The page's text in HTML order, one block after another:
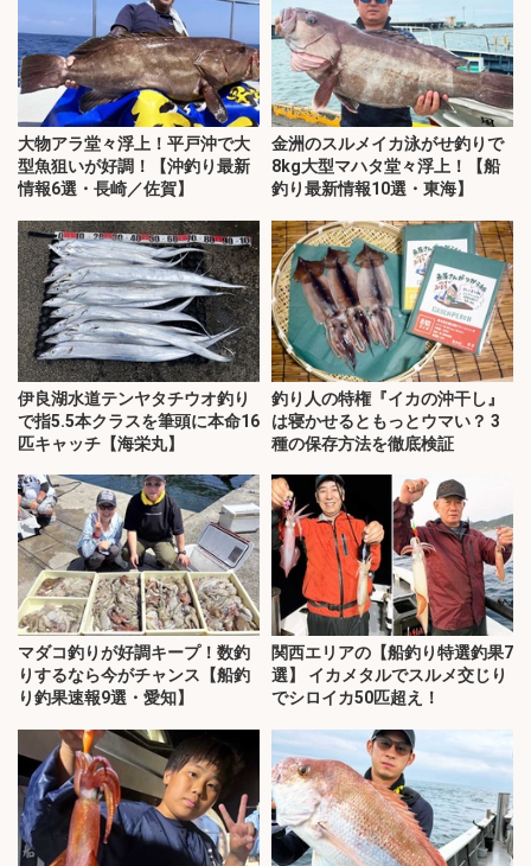
大物アラ堂々浮上！平戸沖で大
型魚狙いが好調！【沖釣り最新
情報6選・長崎／佐賀】
金洲のスルメイカ泳がせ釣りで
8kg大型マハタ堂々浮上！【船
釣り最新情報10選・東海】
伊良湖水道テンヤタチウオ釣り
で指5.5本クラスを筆頭に本命16
匹キャッチ【海栄丸】
釣り人の特権『イカの沖干し』
は寝かせるともっとウマい？ 3
種の保存方法を徹底検証
マダコ釣りが好調キープ！数釣
りするなら今がチャンス【船釣
り釣果速報9選・愛知】
関西エリアの【船釣り特選釣果7
選】 イカメタルでスルメ交じり
でシロイカ50匹超え！